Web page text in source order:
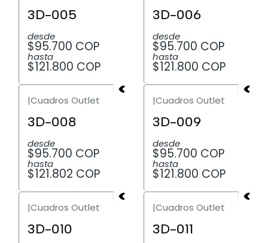
3D-005
desde
$95.700 COP
hasta
$121.800 COP
3D-006
desde
$95.700 COP
hasta
$121.800 COP
|Cuadros Outlet
3D-008
desde
$95.700 COP
hasta
$121.802 COP
|Cuadros Outlet
3D-009
desde
$95.700 COP
hasta
$121.800 COP
|Cuadros Outlet
3D-010
|Cuadros Outlet
3D-011